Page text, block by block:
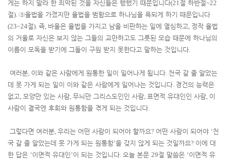
게는 하지 말라 한 죄악된 것을 자신들은 행했기 때문입니다(21절 하반절~22
절). ③율법을 가졌지만 율법을 범함으로 하나님을 욕되게 하기 때문입니다
(23~24절). 즉, 바울은 율법을 가지고 남을 비판하는 일에 열심하고, 정작 율법
의 거울로 자신은 보지 않는 그들의 교만하고도 그릇된 모습 때문에 하나님의
이름이 모독을 받기에 그들이 구원 받지 못한다고 말하는 것입니다.
여러분, 이와 같은 사람에게 원통한 일이 일어나게 됩니다. 천국 갈 줄 알았는
데 못 가게 되는 일이 이와 같은 사람에게 일어나는 것입니다. 경건의 능력은
없고, 모양만 있는 사람, 무늬만 그리스도인인 사람, 표면적 유대인인 사람, 이
사람이 결국엔 후회와 원통함을 겪게 되는 것입니다.
그렇다면 여러분, 우리는 어떤 사람이 되어야 할까요? 어떤 사람이 되어야 ‘천
국 갈 줄 알았는데 못 가게 되는 원통함’을 갖지 않게 되는 것일까요? 이에 대
한 답은 ‘이면적 유대인’이 되는 것입니다. 오늘 본문 29절 말씀은 ‘이면적 유